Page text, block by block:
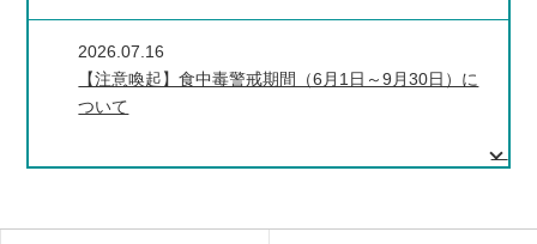
2026.07.16
【注意喚起】食中毒警戒期間（6月1日～9月30日）に
ついて